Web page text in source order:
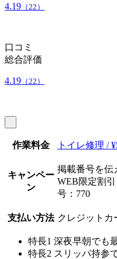
4.19 （22）
口コミ
総合評価
4.19 （22）
作業料金 トイレ修理 /
キャンペー
ン
掲載番号を伝
WEB限定割
号：770
支払い方法 クレジットカ
特長1 深夜早朝でも
特長2 スリッパ持参